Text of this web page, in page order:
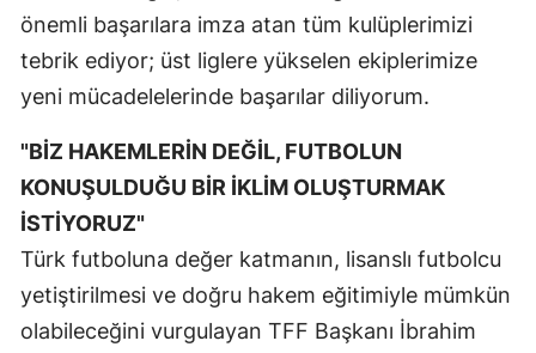
Samsun
Siirt
Sinop
Sivas
Tokat
Trabzon
önemli başarılara imza atan tüm kulüplerimizi
tebrik ediyor; üst liglere yükselen ekiplerimize
yeni mücadelelerinde başarılar diliyorum.
"BİZ HAKEMLERİN DEĞİL, FUTBOLUN
KONUŞULDUĞU BİR İKLİM OLUŞTURMAK
İSTİYORUZ"
Türk futboluna değer katmanın, lisanslı futbolcu
yetiştirilmesi ve doğru hakem eğitimiyle mümkün
olabileceğini vurgulayan TFF Başkanı İbrahim